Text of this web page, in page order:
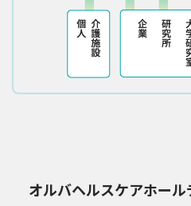
オルバヘルスケアホー